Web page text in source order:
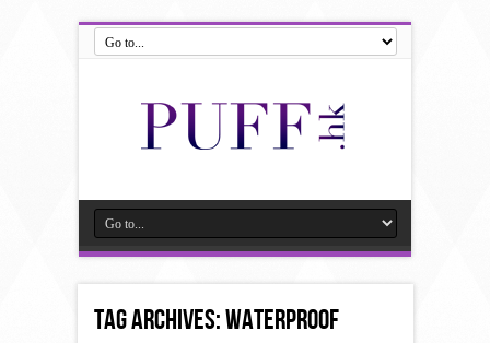
Tag Archives:waterproof